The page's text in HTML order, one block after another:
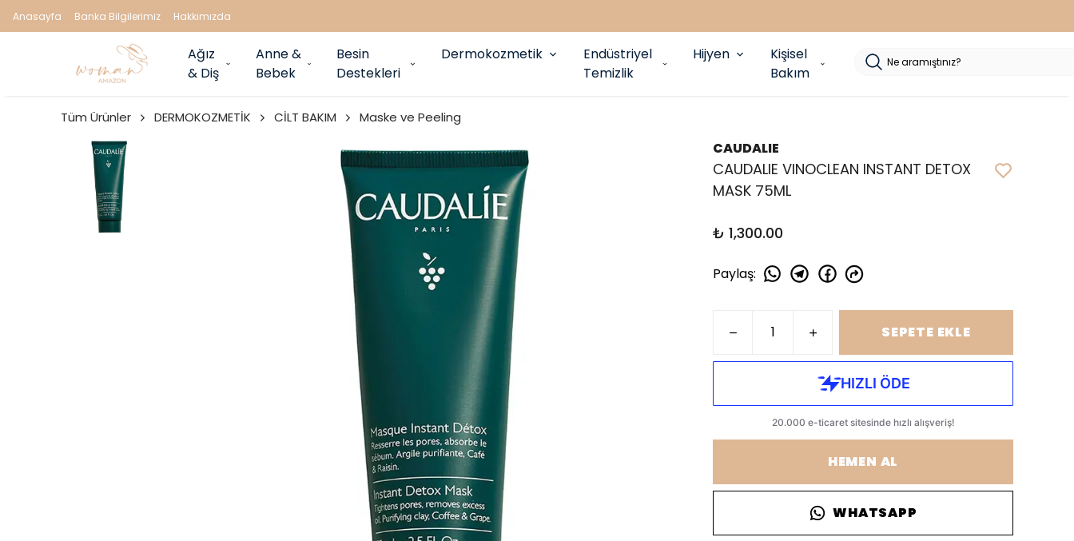
Anasayfa Banka Bilgilerimiz Hakkımızda
Ağız
& Diş
Anne &
Bebek
Besin
Destekleri
Dermokozmetik
Endüstriyel
Temizlik
Hijyen
Kişisel
Bakım
Tüm Ürünler DERMOKOZMETİK CİLT BAKIM Maske ve Peeling
CAUDALIE
CAUDALIE VINOCLEAN INSTANT DETOX
MASK 75ML
₺ 1,300.00
Paylaş:
SEPETE EKLE
HEMEN AL
WHATSAPP